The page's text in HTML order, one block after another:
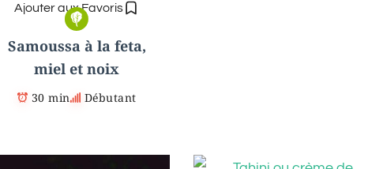
Ajouter aux Favoris
Samoussa à la feta,
miel et noix
30 min Débutant